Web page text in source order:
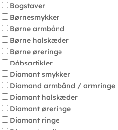
Bogstaver
Børnesmykker
Børne armbånd
Børne halskæder
Børne øreringe
Dåbsartikler
Diamant smykker
Diamand armbånd / armringe
Diamant halskæder
Diamant øreringe
Diamant ringe